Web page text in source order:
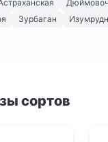
Зурбаган
сортов